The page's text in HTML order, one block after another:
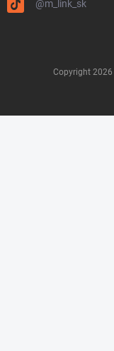
@m_link_sk
Copyright 2026